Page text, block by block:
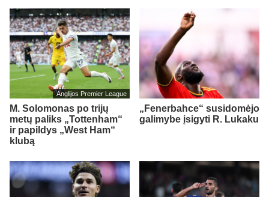
Anglijos Premier League
M. Solomonas po trijų
metų paliks „Tottenham“
ir papildys „West Ham“
klubą
„Fenerbahce“ susidomėjo
galimybe įsigyti R. Lukaku